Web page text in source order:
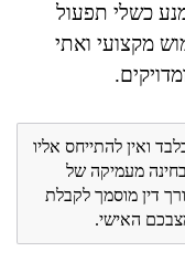
כשלי תפעול
מקצועי ואתי
ואין להתייחס אליו
מעמיקה של
דין מוסמך לקבלת
האישי.